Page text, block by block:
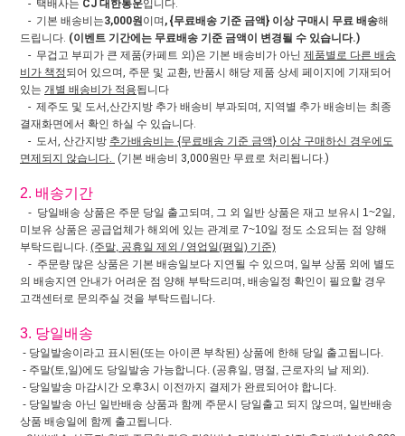
- 택배사는 CJ 대한통운입니다.
- 기본 배송비는3,000원이며, {무료배송 기준 금액} 이상 구매시 무료 배송해
드립니다. (이벤트 기간에는 무료배송 기준 금액이 변경될 수 있습니다.)
- 무겁고 부피가 큰 제품(카페트 외)은 기본 배송비가 아닌 제품별로 다른 배송
비가 책정되어 있으며, 주문 및 교환, 반품시 해당 제품 상세 페이지에 기재되어
있는 개별 배송비가 적용됩니다
- 제주도 및 도서,산간지방 추가 배송비 부과되며, 지역별 추가 배송비는 최종
결재화면에서 확인 하실 수 있습니다.
- 도서, 산간지방 추가배송비는 {무료배송 기준 금액} 이상 구매하신 경우에도
면제되지 않습니다.
(기본 배송비 3,000원만 무료로 처리됩니다.)
2. 배송기간
- 당일배송 상품은 주문 당일 출고되며, 그 외 일반 상품은 재고 보유시 1~2일,
미보유 상품은 공급업체가 해외에 있는 관계로 7~10일 정도 소요되는 점 양해
부탁드립니다. (주말, 공휴일 제외 / 영업일(평일) 기준)
- 주문량 많은 상품은 기본 배송일보다 지연될 수 있으며, 일부 상품 외에 별도
의 배송지연 안내가 어려운 점 양해 부탁드리며, 배송일정 확인이 필요할 경우
고객센터로 문의주실 것을 부탁드립니다.
3. 당일배송
- 당일발송이라고 표시된(또는 아이콘 부착된) 상품에 한해 당일 출고됩니다.
- 주말(토,일)에도 당일발송 가능합니다. (공휴일, 명절, 근로자의 날 제외).
- 당일발송 마감시간 오후3시 이전까지 결제가 완료되어야 합니다.
- 당일발송 아닌 일반배송 상품과 함께 주문시 당일출고 되지 않으며, 일반배송
상품 배송일에 함께 출고됩니다.